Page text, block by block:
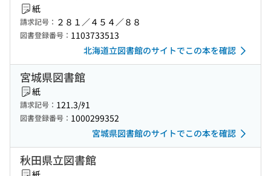
紙
請求記号： ２８１／４５４／８８
図書登録番号： 1103733513
北海道立図書館のサイトでこの本を確認
宮城県図書館
紙
請求記号： 121.3/ﾀ1
図書登録番号： 1000299352
宮城県図書館のサイトでこの本を確認
秋田県立図書館